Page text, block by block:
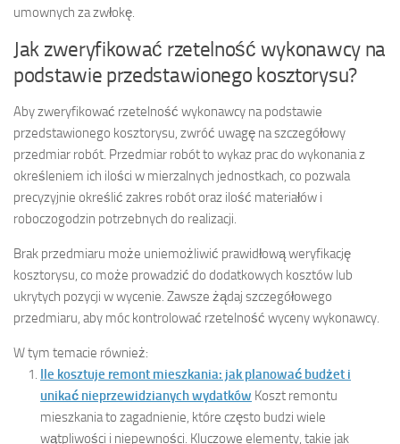
umownych za zwłokę.
Jak zweryfikować rzetelność wykonawcy na
podstawie przedstawionego kosztorysu?
Aby zweryfikować rzetelność wykonawcy na podstawie
przedstawionego kosztorysu, zwróć uwagę na szczegółowy
przedmiar robót. Przedmiar robót to wykaz prac do wykonania z
określeniem ich ilości w mierzalnych jednostkach, co pozwala
precyzyjnie określić zakres robót oraz ilość materiałów i
roboczogodzin potrzebnych do realizacji.
Brak przedmiaru może uniemożliwić prawidłową weryfikację
kosztorysu, co może prowadzić do dodatkowych kosztów lub
ukrytych pozycji w wycenie. Zawsze żądaj szczegółowego
przedmiaru, aby móc kontrolować rzetelność wyceny wykonawcy.
W tym temacie również:
Ile kosztuje remont mieszkania: jak planować budżet i
unikać nieprzewidzianych wydatków Koszt remontu
mieszkania to zagadnienie, które często budzi wiele
wątpliwości i niepewności. Kluczowe elementy, takie jak